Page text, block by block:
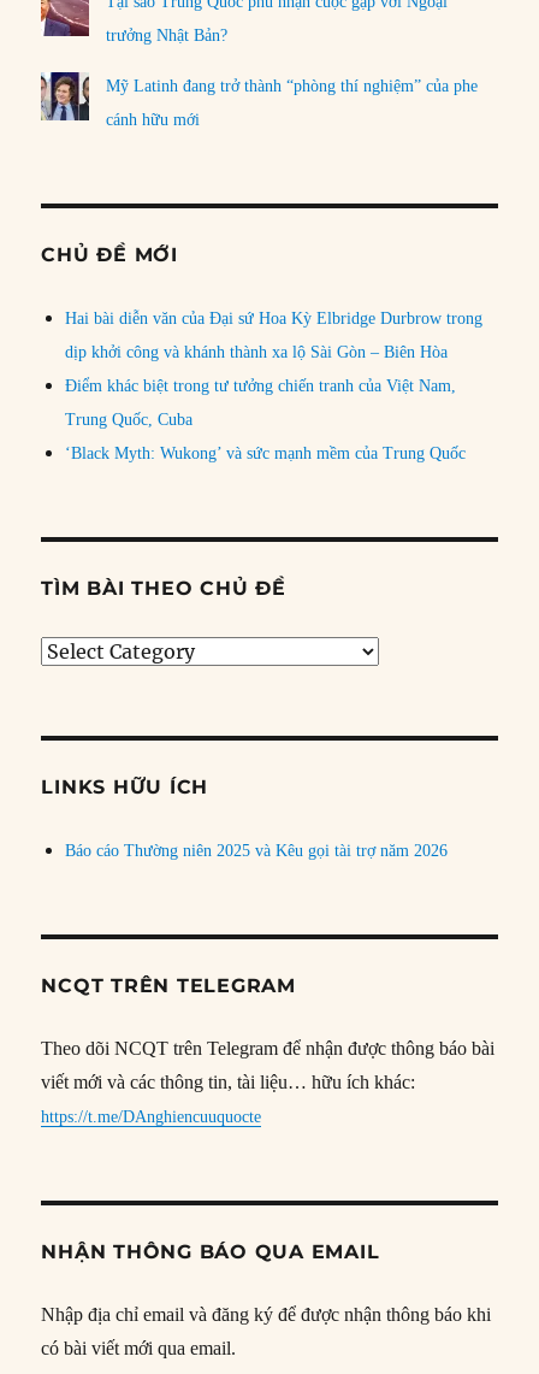
trưởng Nhật Bản?
Mỹ Latinh đang trở thành “phòng thí nghiệm” của phe
cánh hữu mới
CHỦ ĐỀ MỚI
Hai bài diễn văn của Đại sứ Hoa Kỳ Elbridge Durbrow trong
dịp khởi công và khánh thành xa lộ Sài Gòn – Biên Hòa
Điểm khác biệt trong tư tưởng chiến tranh của Việt Nam,
Trung Quốc, Cuba
‘Black Myth: Wukong’ và sức mạnh mềm của Trung Quốc
TÌM BÀI THEO CHỦ ĐỀ
Tìm
đề
LINKS HỮU ÍCH
Báo cáo Thường niên 2025 và Kêu gọi tài trợ năm 2026
NCQT TRÊN TELEGRAM
Theo dõi NCQT trên Telegram để nhận được thông báo bài
viết mới và các thông tin, tài liệu… hữu ích khác:
https://t.me/DAnghiencuuquocte
NHẬN THÔNG BÁO QUA EMAIL
Nhập địa chỉ email và đăng ký để được nhận thông báo khi
có bài viết mới qua email.